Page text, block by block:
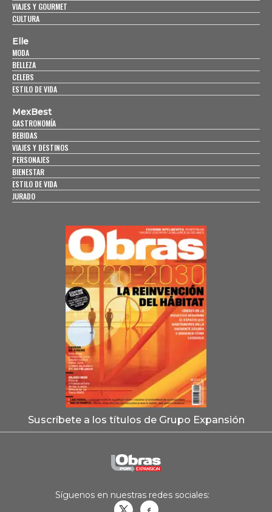
VIAJES Y GOURMET
CULTURA
Elle
MODA
BELLEZA
CELEBS
ESTILO DE VIDA
MexBest
GASTRONOMÍA
BEBIDAS
VIAJES Y DESTINOS
PERSONAJES
BIENESTAR
ESTILO DE VIDA
JURADO
Suscríbete a los títulos de Grupo Expansión
Síguenos en nuestras redes sociales: